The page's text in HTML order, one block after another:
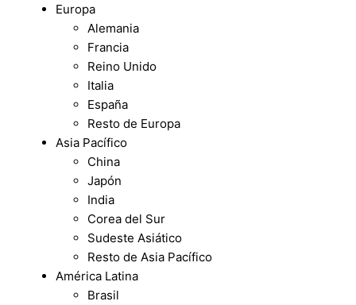
Europa
Alemania
Francia
Reino Unido
Italia
España
Resto de Europa
Asia Pacífico
China
Japón
India
Corea del Sur
Sudeste Asiático
Resto de Asia Pacífico
América Latina
Brasil